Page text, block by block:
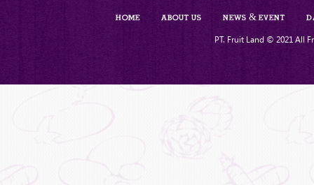
Home About Us News & Event
PT. Fruit Land © 2021 All